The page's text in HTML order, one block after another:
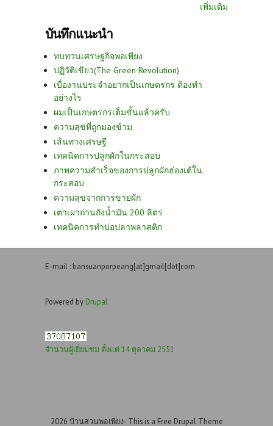
เพิ่มเติม
บันทึกแนะนำ
ทบทวนเศรษฐกิจพอเพียง
ปฏิวัติเขียว(The Green Revolution)
เบื่องานประจำอยากเป็นเกษตรกร ต้องทำ
อย่างไร
ผมเป็นเกษตรกรเต็มขั้นแล้วครับ
ความสุขที่ถูกมองข้าม
เส้นทางเศรษฐี
เทคนิคการปลูกผักในกระสอบ
ภาพความสำเร็จของการปลูกผักฮ่องเต้ใน
กระสอบ
ความสุขจากการขายผัก
เตาเผาถ่านถังน้ำมัน 200 ลิตร
เทคนิคการทำบ่อปลาพลาสติก
E-mail : bansuanporpeang[at]gmail[dot]com
Powered by Drupal
จำนวนผู้เยี่ยมชม ตั้งแต่ 14 ตุลาคม 2551
2026 บ้านสวนพอเพียง- This is a Free Drupal Theme